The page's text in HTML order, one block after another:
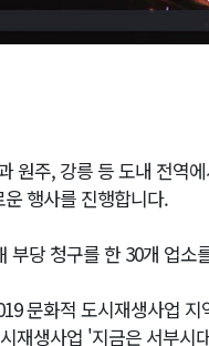
원주, 강릉 등 도내 전역
행사를 진행합니다.
당 청구를 한 30개 업소
문화적 도시재생사업 지
재생사업 '지금은 서부시